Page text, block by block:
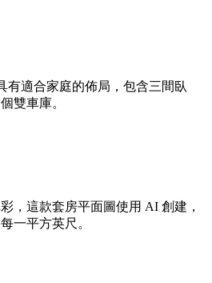
有適合家庭的佈局，包含三間臥
雙車庫。
，這款套房平面圖使用 AI 創建，
一平方英尺。